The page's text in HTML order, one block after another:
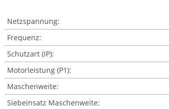
Netzspannung:
Frequenz:
Schutzart (IP):
Motorleistung (P1):
Maschenweite:
Siebeinsatz Maschenweite: